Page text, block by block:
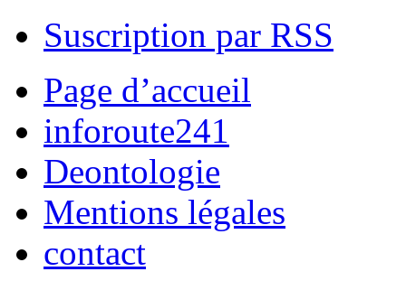
Suscription par RSS
Page d’accueil
inforoute241
Deontologie
Mentions légales
contact